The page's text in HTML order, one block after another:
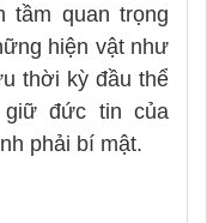
tầm quan trọng
hiện vật như
thời kỳ đầu thể
đức tin của
phải bí mật.